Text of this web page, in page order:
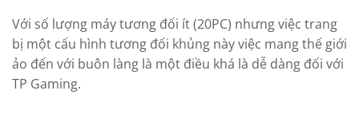
Với số lượng máy tương đối ít (20PC) nhưng việc trang
bị một cấu hình tương đối khủng này việc mang thế giới
ảo đến với buôn làng là một điều khá là dễ dàng đối với
TP Gaming.